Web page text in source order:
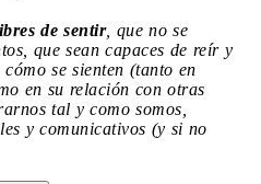
de sentir, que no se
que sean capaces de reír y
se sienten (tanto en
en su relación con otras
tal y como somos,
y comunicativos (y si no